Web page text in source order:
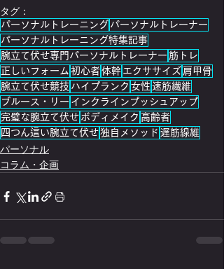
タグ：
パーソナルトレーニング パーソナルトレーナー
パーソナルトレーニング特集記事
腕立て伏せ専門パーソナルトレーナー 筋トレ
正しいフォーム 初心者体幹 エクササイズ 肩甲骨
腕立て伏せ競技 ハイプランク 女性 速筋繊維
ブルース・リー インクラインプッシュアップ
完璧な腕立て伏せ ボディメイク 高齢者
四つん這い腕立て伏せ独自メソッド 遅筋線維
パーソナル
コラム・企画